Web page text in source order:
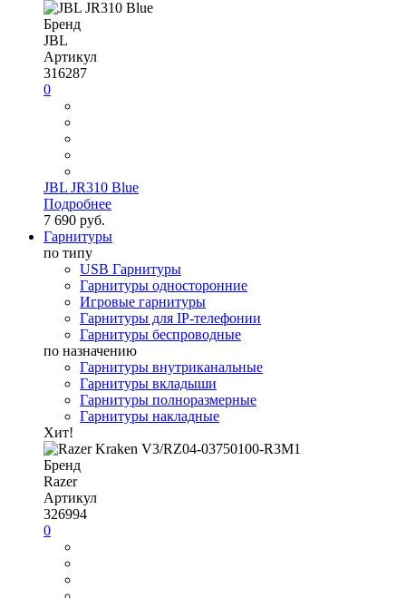
Бренд
JBL
Артикул
316287
0
JBL JR310 Blue
Подробнее
7 690 руб.
Гарнитуры
по типу
USB Гарнитуры
Гарнитуры односторонние
Игровые гарнитуры
Гарнитуры для IP-телефонии
Гарнитуры беспроводные
по назначению
Гарнитуры внутриканальные
Гарнитуры вкладыши
Гарнитуры полноразмерные
Гарнитуры накладные
Хит!
Бренд
Razer
Артикул
326994
0